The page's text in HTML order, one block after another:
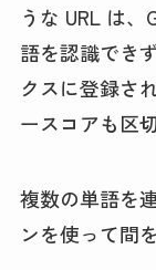
うな URL は
語を認識でき
クスに登録さ
ースコアも区
複数の単語を
ンを使って間